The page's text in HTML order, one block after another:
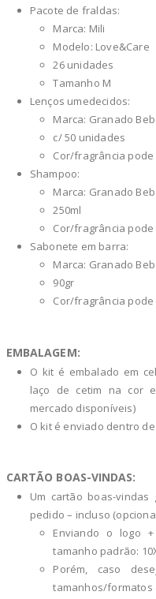
Pacote de fraldas:
Marca: Mili
Modelo: Love&Care
26 unidades
Tamanho M
Lenços umedecidos:
Marca: Granado
c/ 50 unidades
Cor/fragrância
Shampoo:
Marca: Granado
250ml
Cor/fragrância
Sabonete em barra:
Marca: Granado
90gr
Cor/fragrância
EMBALAGEM:
O kit é embalado em
laço de cetim na cor
mercado disponíveis)
O kit é enviado dentro
CARTÃO BOAS-VINDAS:
Um cartão boas-
pedido – incluso
Enviando o logo
tamanho padrão:
Porém, caso
tamanhos/formatos